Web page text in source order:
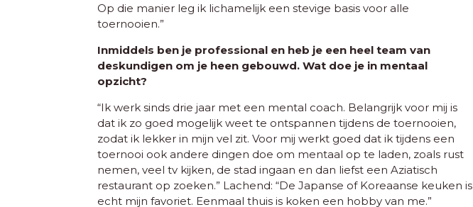
Op die manier leg ik lichamelijk een stevige basis voor alle
toernooien.”
Inmiddels ben je professional en heb je een heel team van
deskundigen om je heen gebouwd. Wat doe je in mentaal
opzicht?
“Ik werk sinds drie jaar met een mental coach. Belangrijk voor mij is
dat ik zo goed mogelijk weet te ontspannen tijdens de toernooien,
zodat ik lekker in mijn vel zit. Voor mij werkt goed dat ik tijdens een
toernooi ook andere dingen doe om mentaal op te laden, zoals rust
nemen, veel tv kijken, de stad ingaan en dan liefst een Aziatisch
restaurant op zoeken.” Lachend: “De Japanse of Koreaanse keuken is
echt mijn favoriet. Eenmaal thuis is koken een hobby van me.”